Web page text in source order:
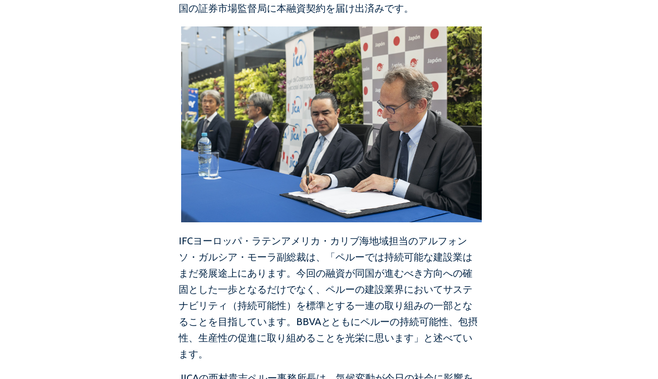
国の証券市場監督局に本融資契約を届け出済みです。
IFCヨーロッパ・ラテンアメリカ・カリブ海地域担当のアルフォン
ソ・ガルシア・モーラ副総裁は、「ペルーでは持続可能な建設業は
まだ発展途上にあります。今回の融資が同国が進むべき方向への確
固とした一歩となるだけでなく、ペルーの建設業界においてサステ
ナビリティ（持続可能性）を標準とする一連の取り組みの一部とな
ることを目指しています。BBVAとともにペルーの持続可能性、包摂
性、生産性の促進に取り組めることを光栄に思います」と述べてい
ます。